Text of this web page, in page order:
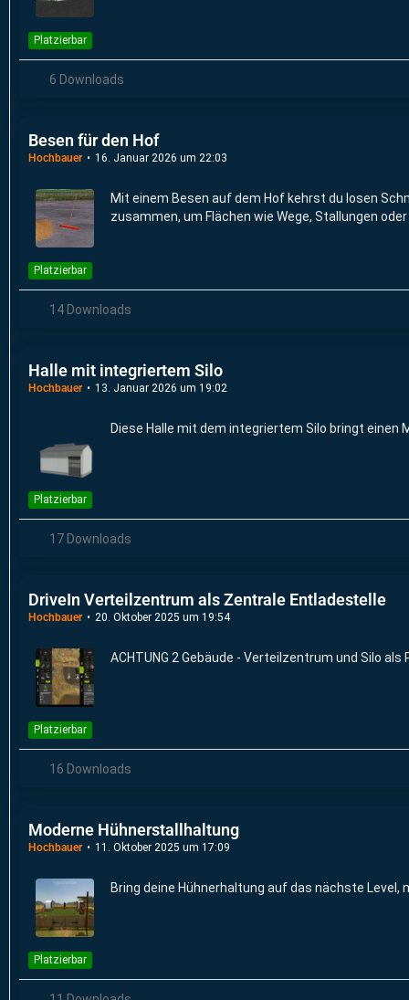
Platzierbar
6 Downloads
Besen für den Hof
Hochbauer 16. Januar 2026 um 22:03
Mit einem Besen auf dem Hof kehrst du losen
zusammen, um Flächen wie Wege, Stallungen
Platzierbar
14 Downloads
Halle mit integriertem Silo
Hochbauer 13. Januar 2026 um 19:02
Diese Halle mit dem integriertem Silo bringt einen
Platzierbar
17 Downloads
DriveIn Verteilzentrum als Zentrale Entladestelle
Hochbauer 20. Oktober 2025 um 19:54
ACHTUNG 2 Gebäude - Verteilzentrum und Silo als
Platzierbar
16 Downloads
Moderne Hühnerstallhaltung
Hochbauer 11. Oktober 2025 um 17:09
Bring deine Hühnerhaltung auf das nächste
Platzierbar